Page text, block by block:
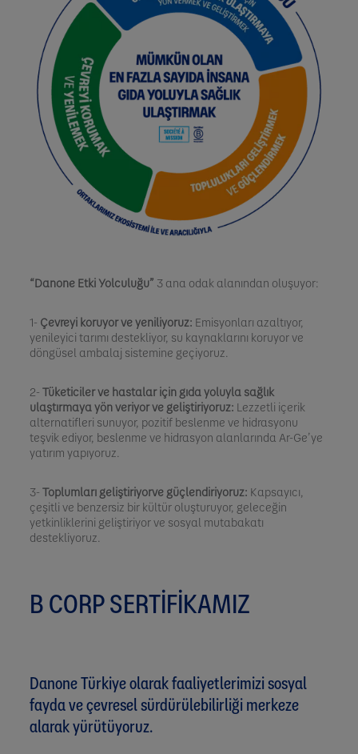
“Danone Etki Yolculuğu” 3 ana odak alanından oluşuyor:
1- Çevreyi koruyor ve yeniliyoruz: Emisyonları azaltıyor,
yenileyici tarımı destekliyor, su kaynaklarını koruyor ve
döngüsel ambalaj sistemine geçiyoruz.
2-Tüketiciler ve hastalar için gıda yoluyla sağlık
ulaştırmaya yön veriyor ve geliştiriyoruz: Lezzetli içerik
alternatifleri sunuyor, pozitif beslenme ve hidrasyonu
teşvik ediyor, beslenme ve hidrasyon alanlarında Ar-Ge’ye
yatırım yapıyoruz.
3-Toplumları geliştiriyorve güçlendiriyoruz: Kapsayıcı,
çeşitli ve benzersiz bir kültür oluşturuyor, geleceğin
yetkinliklerini geliştiriyor ve sosyal mutabakatı
destekliyoruz.
B CORP SERTİFİKAMIZ
Danone Türkiye olarak faaliyetlerimizi sosyal
fayda ve çevresel sürdürülebilirliği merkeze
alarak yürütüyoruz.